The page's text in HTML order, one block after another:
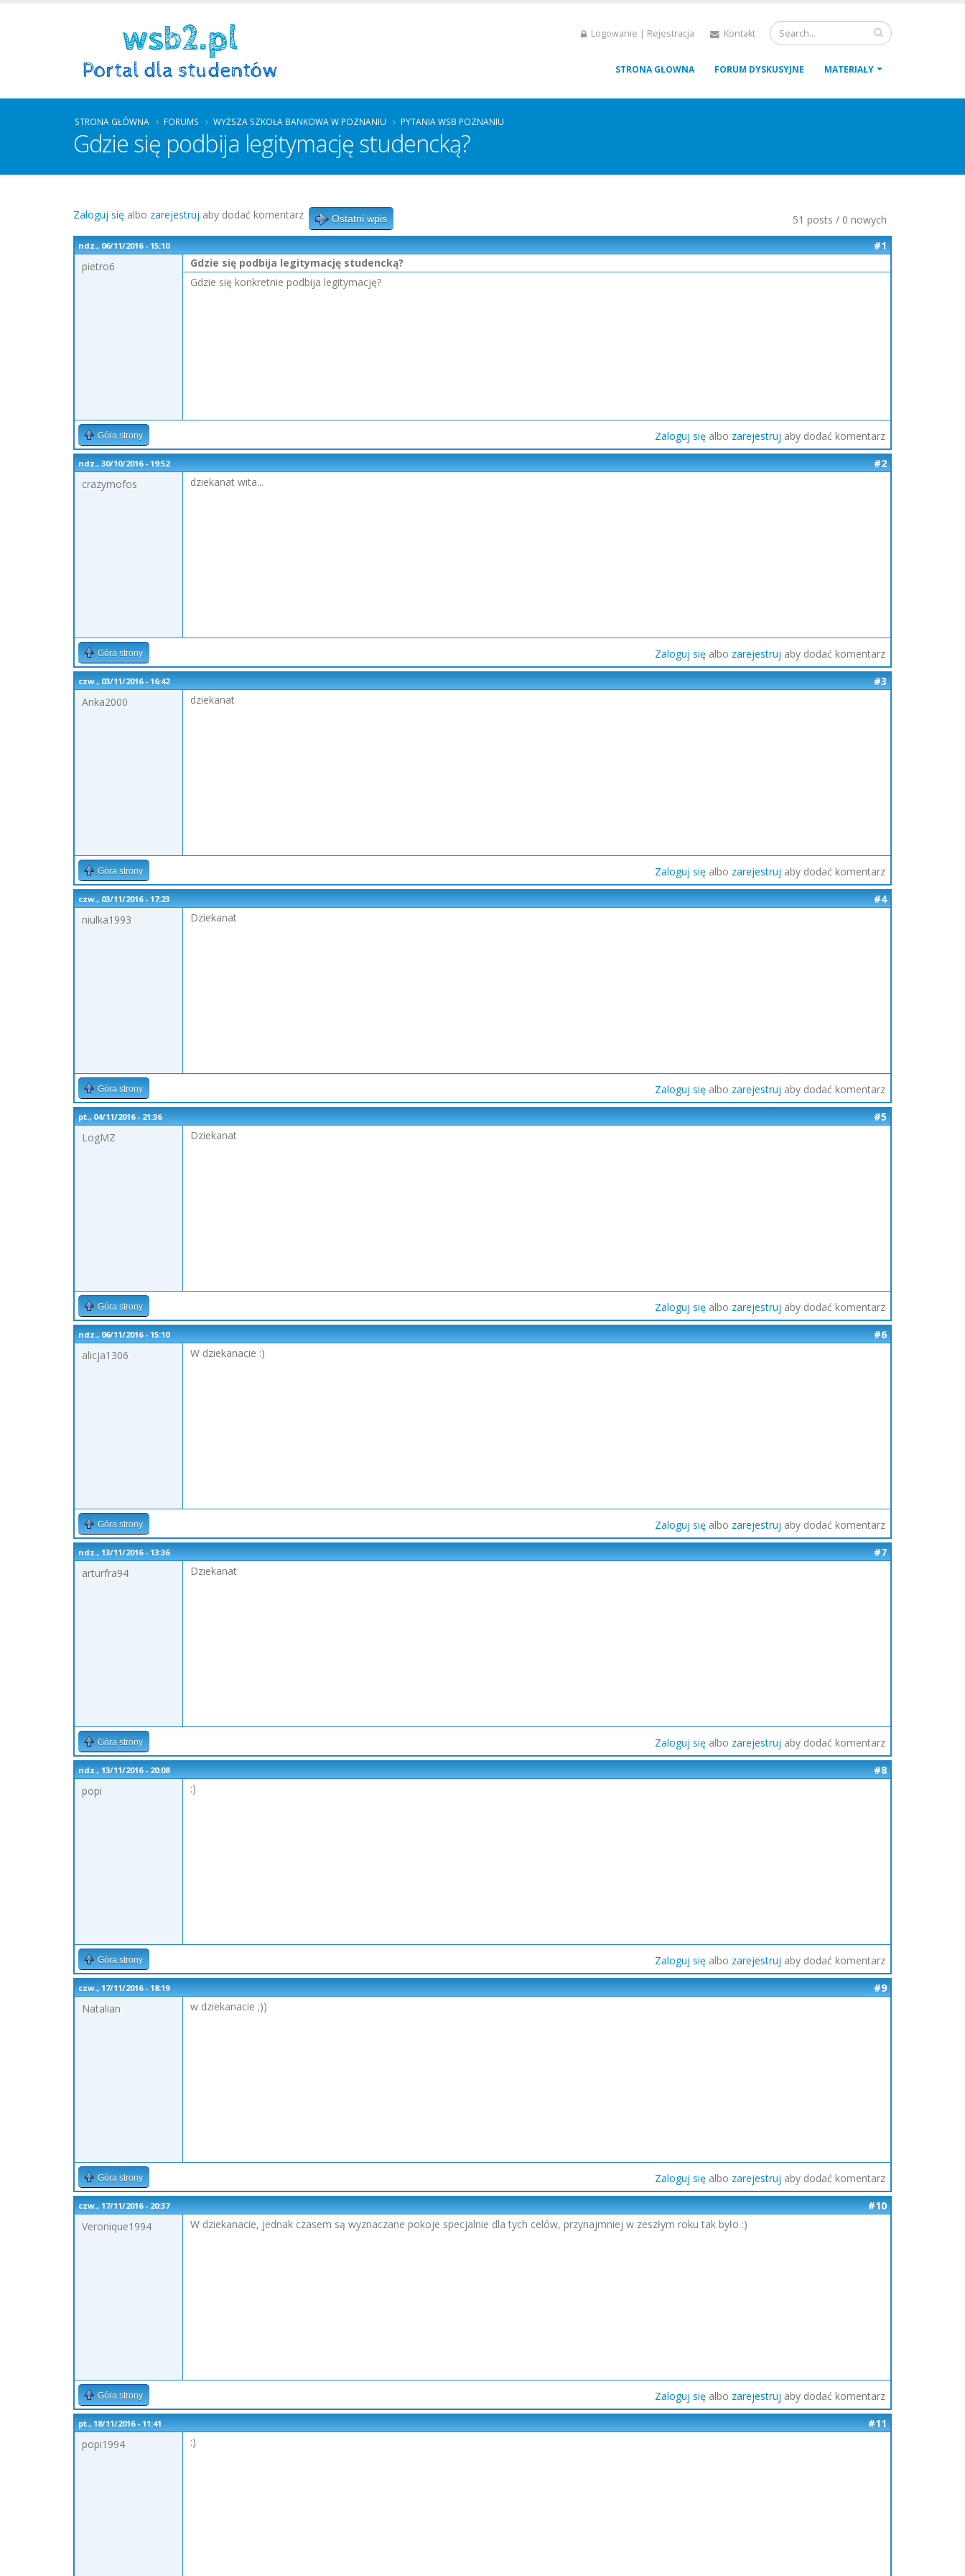
Logowanie | Rejestracja Kontakt
STRONA GŁOWNA FORUM DYSKUSYJNE MATERIAŁY
STRONA GŁÓWNA FORUMS WYŻSZA SZKOŁA BANKOWA W POZNANIU PYTANIA WSB POZNANIU
Gdzie się podbija legitymację studencką?
51 posts / 0 nowych
Zaloguj się albo zarejestruj aby dodać komentarz Ostatni wpis
ndz., 06/11/2016 - 15:10
#1
pietro6
Gdzie się podbija legitymację studencką?
Gdzie się konkretnie podbija legitymację?
Góra strony Zaloguj się albo zarejestruj aby dodać komentarz
ndz., 30/10/2016 - 19:52
#2
crazymofos
dziekanat wita...
Góra strony Zaloguj się albo zarejestruj aby dodać komentarz
czw., 03/11/2016 - 16:42
#3
Anka2000
dziekanat
Góra strony Zaloguj się albo zarejestruj aby dodać komentarz
czw., 03/11/2016 - 17:23
#4
niulka1993
Dziekanat
Góra strony Zaloguj się albo zarejestruj aby dodać komentarz
pt., 04/11/2016 - 21:36
#5
LogMZ
Dziekanat
Góra strony Zaloguj się albo zarejestruj aby dodać komentarz
ndz., 06/11/2016 - 15:10
#6
alicja1306
W dziekanacie :)
Góra strony Zaloguj się albo zarejestruj aby dodać komentarz
ndz., 13/11/2016 - 13:36
#7
arturfra94
Dziekanat
Góra strony Zaloguj się albo zarejestruj aby dodać komentarz
ndz., 13/11/2016 - 20:08
#8
popi
:)
Góra strony Zaloguj się albo zarejestruj aby dodać komentarz
czw., 17/11/2016 - 18:19
#9
Natalian
w dziekanacie ;))
Góra strony Zaloguj się albo zarejestruj aby dodać komentarz
czw., 17/11/2016 - 20:37
#10
Veronique1994
W dziekanacie, jednak czasem są wyznaczane pokoje specjalnie dla tych celów, przynajmniej w zeszłym roku tak było :)
Góra strony Zaloguj się albo zarejestruj aby dodać komentarz
pt., 18/11/2016 - 11:41
#11
popi1994
:)